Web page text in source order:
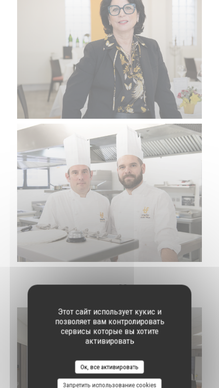
Этот сайт использует кукис и
позволяет вам контролировать
сервисы которые вы хотите
активировать
Ок, все активировать
Запретить использование cookies
La Salle